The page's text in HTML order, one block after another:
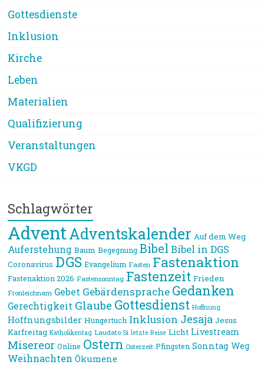
Gottesdienste
Inklusion
Kirche
Leben
Materialien
Qualifizierung
Veranstaltungen
VKGD
Schlagwörter
AdventAdventskalender Auf dem Weg
Auferstehung Baum Begegnung Bibel Bibel in DGS
Coronavirus DGS Evangelium Fasten Fastenaktion
Fastenaktion 2026 Fastensonntag Fastenzeit Frieden
Fronleichnam Gebet Gebärdensprache Gedanken
Gerechtigkeit Glaube Gottesdienst Hoffnung
Hoffnungsbilder Hungertuch Inklusion Jesaja Jesus
Karfreitag Katholikentag Laudato Si letzte Reise Licht Livestream
Misereor Online Ostern Osterzeit Pfingsten Sonntag Weg
Weihnachten Ökumene